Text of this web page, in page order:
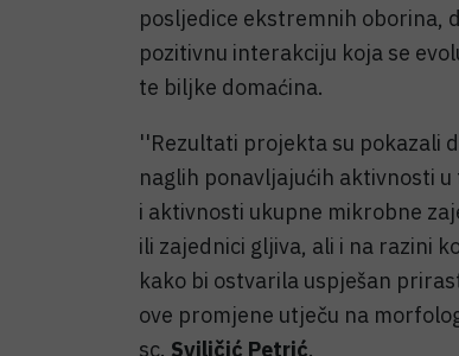
posljedice ekstremnih oborina,
pozitivnu interakciju koja se
te biljke domaćina.
''Rezultati projekta su pokazali
naglih ponavljajućih aktivnosti
i aktivnosti ukupne mikrobne
ili zajednici gljiva, ali i na razini
kako bi ostvarila uspješan
ove promjene utječu na
sc. Sviličić Petrić.